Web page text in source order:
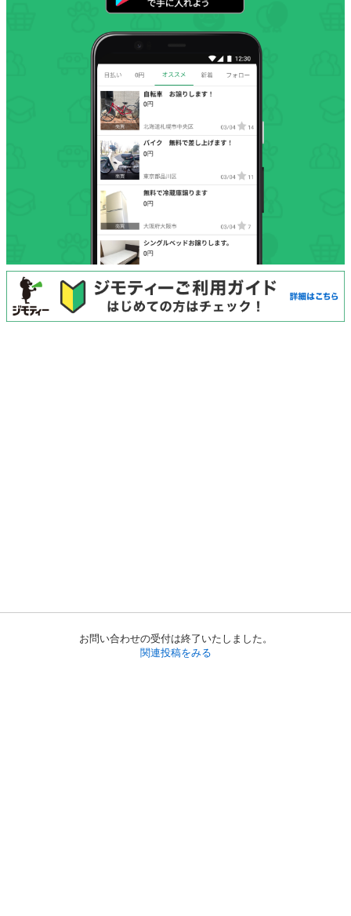
お問い合わせの受付は終了いたしました。
関連投稿をみる